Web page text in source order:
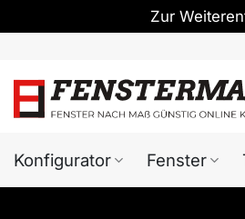
Zur
springen
Konfigurator Fenster